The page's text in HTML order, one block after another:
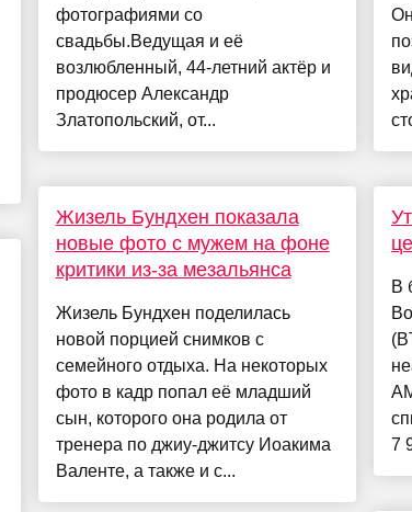
фотографиями со
свадьбы.Ведущая и её
возлюбленный, 44-летний актёр и
продюсер Александр
Златопольский, от...
Жизель Бундхен показала
новые фото с мужем на фоне
критики из-за мезальянса
Жизель Бундхен поделилась
новой порцией снимков с
семейного отдыха. На некоторых
фото в кадр попал её младший
сын, которого она родила от
тренера по джиу-джитсу Иоакима
Валенте, а также и с...
В
7